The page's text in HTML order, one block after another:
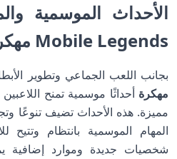
الأحداث الموسمية
Mobile Legends مهكرة
بجانب اللعب الجماعي وتطوير
مهكرة أحداثًا موسمية تمنح
مميزة. هذه الأحداث تضيف تنوعًا
المهام الموسمية بانتظام
شخصيات جديدة وموارد إضافية